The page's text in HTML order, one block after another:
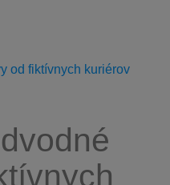
od fiktívnych kuriérov